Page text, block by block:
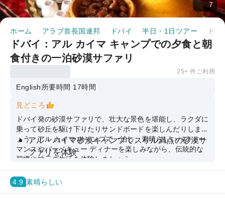
7
ホーム アラブ首長国連邦 ドバイ 半日・1日ツアー
ドバイ：アル カイマ キャンプでの夕食と朝
食付きの一泊砂漠サファリ
25+ 件ご利用
English 所要時間 17時間
見どころ
ドバイ発の砂漠サファリで、壮大な景色を堪能し、ラクダに
乗って砂丘を駆け下りたりサンドボードを楽しんだりしまし
ょう。アル カイマ キャンプで一泊し、素晴らしいパフォー
マンスやバーベキュー ディナーを楽しみながら、伝統的な
習慣や地元の生活を体験しましょう。
アル・ハイマ砂漠キャンプでスリル満点の砂漠サ
ファリを体験
爽快な砂丘バッシングやサンドボードを体験しな
がら、壮大な砂漠の景色を満喫しましょう。
伝統的なタヌーラダンスと女性によるハリジダン
4.9 素晴らしい